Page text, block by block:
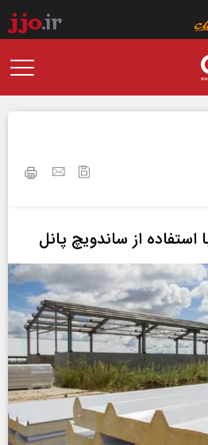
از ساندویچ پانل